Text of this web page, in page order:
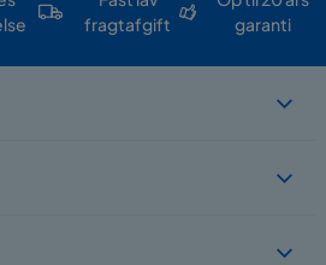
fragtafgift
garanti